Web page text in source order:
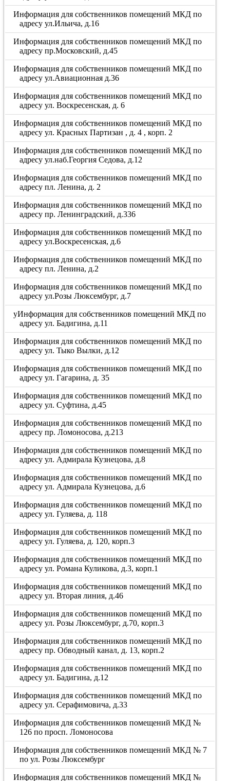
Информация для собственников помещений МКД по
адресу ул.Ильича, д.16
Информация для собственников помещений МКД по
адресу пр.Московский, д.45
Информация для собственников помещений МКД по
адресу ул.Авиационная д.36
Информация для собственников помещений МКД по
адресу ул. Воскресенская, д. 6
Информация для собственников помещений МКД по
адресу ул. Красных Партизан , д. 4 , корп. 2
Информация для собственников помещений МКД по
адресу ул.наб.Георгия Седова, д.12
Информация для собственников помещений МКД по
адресу пл. Ленина, д. 2
Информация для собственников помещений МКД по
адресу пр. Ленинградский, д.336
Информация для собственников помещений МКД по
адресу ул.Воскресенская, д.6
Информация для собственников помещений МКД по
адресу пл. Ленина, д.2
Информация для собственников помещений МКД по
адресу ул.Розы Люксембург, д.7
уИнформация для собственников помещений МКД по
адресу ул. Бадигина, д.11
Информация для собственников помещений МКД по
адресу ул. Тыко Вылки, д.12
Информация для собственников помещений МКД по
адресу ул. Гагарина, д. 35
Информация для собственников помещений МКД по
адресу ул. Суфтина, д.45
Информация для собственников помещений МКД по
адресу пр. Ломоносова, д.213
Информация для собственников помещений МКД по
адресу ул. Адмирала Кузнецова, д.8
Информация для собственников помещений МКД по
адресу ул. Адмирала Кузнецова, д.6
Информация для собственников помещений МКД по
адресу ул. Гуляева, д. 118
Информация для собственников помещений МКД по
адресу ул. Гуляева, д. 120, корп.3
Информация для собственников помещений МКД по
адресу ул. Романа Куликова, д.3, корп.1
Информация для собственников помещений МКД по
адресу ул. Вторая линия, д.46
Информация для собственников помещений МКД по
адресу ул. Розы Люксембург, д.70, корп.3
Информация для собственников помещений МКД по
адресу пр. Обводный канал, д. 13, корп.2
Информация для собственников помещений МКД по
адресу ул. Бадигина, д.12
Информация для собственников помещений МКД по
адресу ул. Серафимовича, д.33
Информация для собственников помещений МКД №
126 по просп. Ломоносова
Информация для собственников помещений МКД № 7
по ул. Розы Люксембург
Информация для собственников помещений МКД №